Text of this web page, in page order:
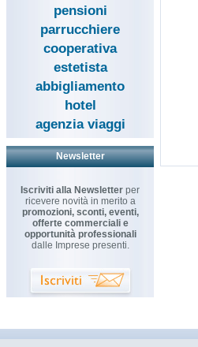
pensioni
parrucchiere
cooperativa
estetista
abbigliamento
hotel
agenzia viaggi
Newsletter
Iscriviti alla Newsletter per
ricevere novità in merito a
promozioni, sconti, eventi,
offerte commerciali e
opportunità professionali
dalle Imprese presenti.